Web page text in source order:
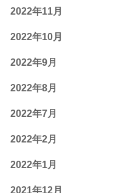
2022年11月
2022年10月
2022年9月
2022年8月
2022年7月
2022年2月
2022年1月
2021年12月